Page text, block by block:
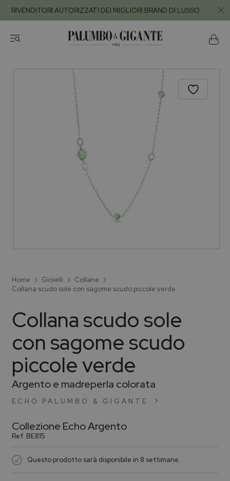
RIVENDITORI AUTORIZZATI DEI MIGLIORI BRAND DI LUSSO.
Home Gioielli
Collane
Collana scudo sole con sagome scudo piccole verde
ECHO PALUMBO & GIGANTE
Collana scudo sole
con sagome scudo
piccole verde
Argento e madreperla colorata
Collezione Echo Argento
Ref. BE815
Questo prodotto sarà disponibile in 8 settimane.